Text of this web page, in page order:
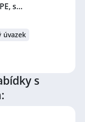
s…
úvazek
s